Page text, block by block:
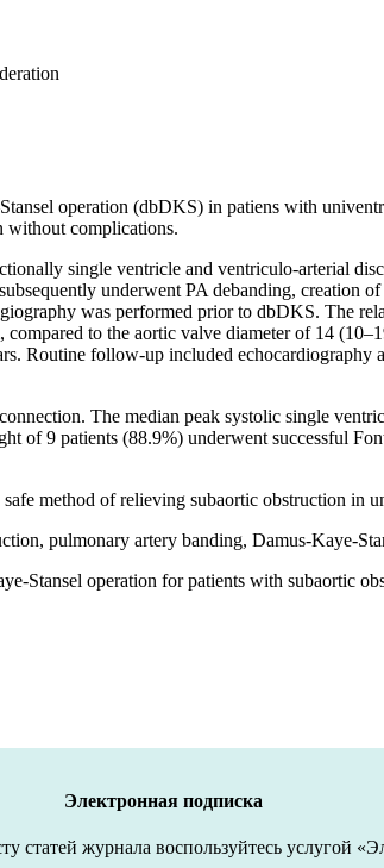
operation (dbDKS) in patiens with
without complications.
single ventricle and ventriculo-arterial
underwent PA debanding, creation
was performed prior to dbDKS. The
to the aortic valve diameter of 14
Routine follow-up included echocardiography
The median peak systolic single
9 patients (88.9%) underwent successful
method of relieving subaortic obstruction in
pulmonary artery banding, Damus-Kaye-
operation for patients with subaortic
Электронная подписка
статей журнала воспользуйтесь услугой